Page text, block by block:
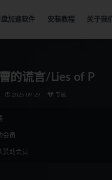
盘加速软件 安装教程 关于我们
的谎言/Lies of P
2025-09-29 专属
会员
赞助会员